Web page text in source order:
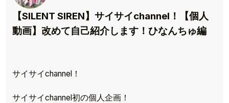
【SILENT SIREN】サイサイchannel！【個人
動画】改めて自己紹介します！ひなんちゅ編
サイサイchannel！
サイサイchannel初の個人企画！